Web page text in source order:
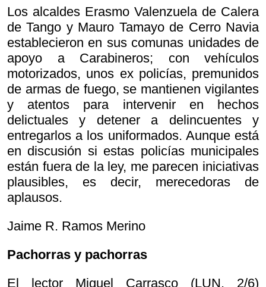
Los alcaldes Erasmo Valenzuela de Calera
de Tango y Mauro Tamayo de Cerro Navia
establecieron en sus comunas unidades de
apoyo a Carabineros; con vehículos
motorizados, unos ex policías, premunidos
de armas de fuego, se mantienen vigilantes
y atentos para intervenir en hechos
delictuales y detener a delincuentes y
entregarlos a los uniformados. Aunque está
en discusión si estas policías municipales
están fuera de la ley, me parecen iniciativas
plausibles, es decir, merecedoras de
aplausos.
Jaime R. Ramos Merino
Pachorras y pachorras
El lector Miguel Carrasco (LUN, 2/6)